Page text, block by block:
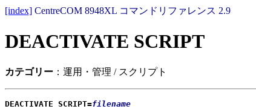
[index] CentreCOM 8948XL コマンドリファレンス 2.9
DEACTIVATE SCRIPT
カテゴリー ：運用・管理 / スクリプト
DEACTIVATE SCRIPT=filename